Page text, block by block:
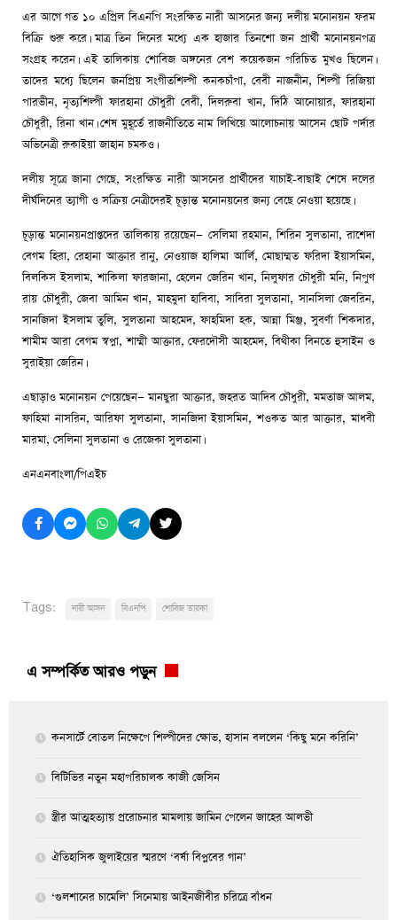
এর আগে গত ১০ এপ্রিল বিএনপি সংরক্ষিত নারী আসনের জন্য দলীয় মনোনয়ন ফরম
বিক্রি শুরু করে। মাত্র তিন দিনের মধ্যে এক হাজার তিনশো জন প্রার্থী মনোনয়নপত্র
সংগ্রহ করেন। এই তালিকায় শোবিজ অঙ্গনের বেশ কয়েকজন পরিচিত মুখও ছিলেন।
তাদের মধ্যে ছিলেন জনপ্রিয় সংগীতশিল্পী কনকচাঁপা, বেবী নাজনীন, শিল্পী রিজিয়া
পারভীন, নৃত্যশিল্পী ফারহানা চৌধুরী বেবী, দিলরুবা খান, দিঠি আনোয়ার, ফারহানা
চৌধুরী, রিনা খান। শেষ মুহূর্তে রাজনীতিতে নাম লিখিয়ে আলোচনায় আসেন ছোট পর্দার
অভিনেত্রী রুকাইয়া জাহান চমকও।
দলীয় সূত্রে জানা গেছে, সংরক্ষিত নারী আসনের প্রার্থীদের যাচাই-বাছাই শেষে দলের
দীর্ঘদিনের ত্যাগী ও সক্রিয় নেত্রীদেরই চূড়ান্ত মনোনয়নের জন্য বেছে নেওয়া হয়েছে।
চূড়ান্ত মনোনয়নপ্রাপ্তদের তালিকায় রয়েছেন— সেলিমা রহমান, শিরিন সুলতানা, রাশেদা
বেগম হিরা, রেহানা আক্তার রানু, নেওয়াজ হালিমা আর্লি, মোছাম্মত ফরিদা ইয়াসমিন,
বিলকিস ইসলাম, শাকিলা ফারজানা, হেলেন জেরিন খান, নিলুফার চৌধুরী মনি, নিপুণ
রায় চৌধুরী, জেবা আমিন খান, মাহমুদা হাবিবা, সাবিরা সুলতানা, সানসিলা জেবরিন,
সানজিদা ইসলাম তুলি, সুলতানা আহমেদ, ফাহমিদা হক, আন্না মিঞ্জ, সুবর্ণা শিকদার,
শামীম আরা বেগম স্বপ্না, শাম্মী আক্তার, ফেরদৌসী আহমেদ, বিথীকা বিনতে হুসাইন ও
সুরাইয়া জেরিন।
এছাড়াও মনোনয়ন পেয়েছেন— মানছুরা আক্তার, জহরত আদিব চৌধুরী, মমতাজ আলম,
ফাহিমা নাসরিন, আরিফা সুলতানা, সানজিদা ইয়াসমিন, শওকত আর আক্তার, মাধবী
মারমা, সেলিনা সুলতানা ও রেজেকা সুলতানা।
এনএনবাংলা/পিএইচ
Tags: নারী আসন বিএনপি শোবিজ তারকা
এ সম্পর্কিত আরও পড়ুন
কনসার্টে বোতল নিক্ষেপে শিল্পীদের ক্ষোভ, হাসান বললেন ‘কিছু মনে করিনি’
বিটিভির নতুন মহাপরিচালক কাজী জেসিন
স্ত্রীর আত্মহত্যায় প্ররোচনার মামলায় জামিন পেলেন জাহের আলভী
ঐতিহাসিক জুলাইয়ের স্মরণে ‘বর্ষা বিপ্লবের গান’
‘গুলশানের চামেলি’ সিনেমায় আইনজীবীর চরিত্রে বাঁধন